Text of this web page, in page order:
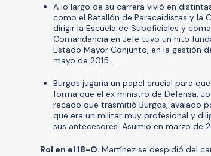
A lo largo de su carrera vivió en
como el Batallón de Paracaidistas y la
dirigir la Escuela de Suboficiales y
Comandancia en Jefe tuvo un hito
Estado Mayor Conjunto, en la gestión
mayo de 2015.
Burgos jugaría un papel crucial para
forma que el ex ministro de Defensa,
recado que trasmitió Burgos, avalado
que era un militar muy profesional y
sus antecesores. Asumió en marzo de
Rol en el 18-O. Martínez se despidió del